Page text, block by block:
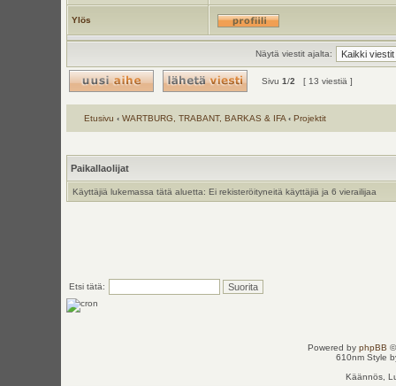
Ylös
Näytä viestit ajalta:
Sivu 1/2 [ 13 viestiä ]
Etusivu ‹ WARTBURG, TRABANT, BARKAS & IFA ‹ Projektit
Paikallaolijat
Käyttäjiä lukemassa tätä aluetta: Ei rekisteröityneitä käyttäjiä ja 6 vierailijaa
Etsi tätä:
Powered by phpBB
610nm Style
Käännös,